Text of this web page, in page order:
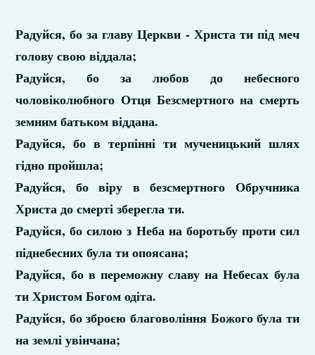
Радуйся, бо за главу Церкви - Христа ти під меч
голову свою віддала;
Радуйся, бо за любов до небесного
чоловіколюбного Отця Безсмертного на смерть
земним батьком віддана.
Радуйся, бо в терпінні ти мученицький шлях
гідно пройшла;
Радуйся, бо віру в безсмертного Обручника
Христа до смерті зберегла ти.
Радуйся, бо силою з Неба на боротьбу проти сил
піднебесних була ти опоясана;
Радуйся, бо в переможну славу на Небесах була
ти Христом Богом одіта.
Радуйся, бо зброєю благовоління Божого була ти
на землі увінчана;